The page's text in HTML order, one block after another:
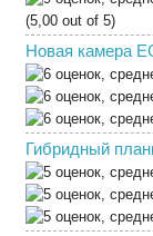
(5,00 out of 5)
Новая камера
Гибридный